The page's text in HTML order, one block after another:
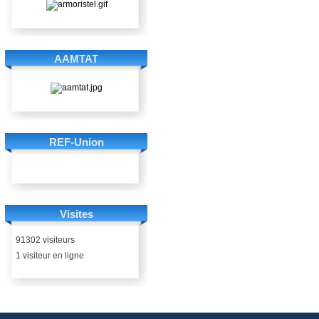
AAMTAT
REF-Union
Visites
91302 visiteurs
1 visiteur en ligne